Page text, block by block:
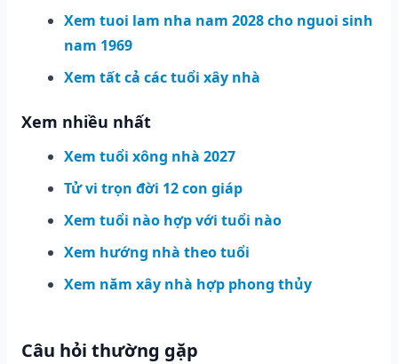
Xem tuoi lam nha nam 2028 cho nguoi sinh
nam 1969
Xem tất cả các tuổi xây nhà
Xem nhiều nhất
Xem tuổi xông nhà 2027
Tử vi trọn đời 12 con giáp
Xem tuổi nào hợp với tuổi nào
Xem hướng nhà theo tuổi
Xem năm xây nhà hợp phong thủy
Câu hỏi thường gặp